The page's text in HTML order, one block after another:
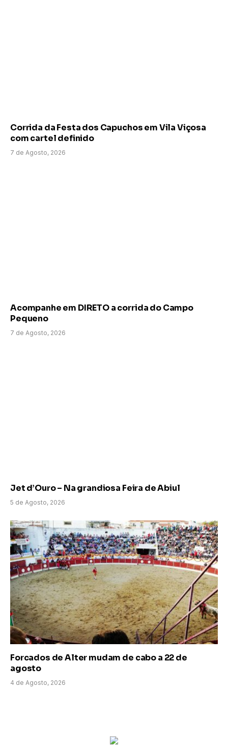
Corrida da Festa dos Capuchos em Vila Viçosa
com cartel definido
7 de Agosto, 2026
Acompanhe em DIRETO a corrida do Campo
Pequeno
7 de Agosto, 2026
Jet d’Ouro – Na grandiosa Feira de Abiul
5 de Agosto, 2026
Forcados de Alter mudam de cabo a 22 de
agosto
4 de Agosto, 2026